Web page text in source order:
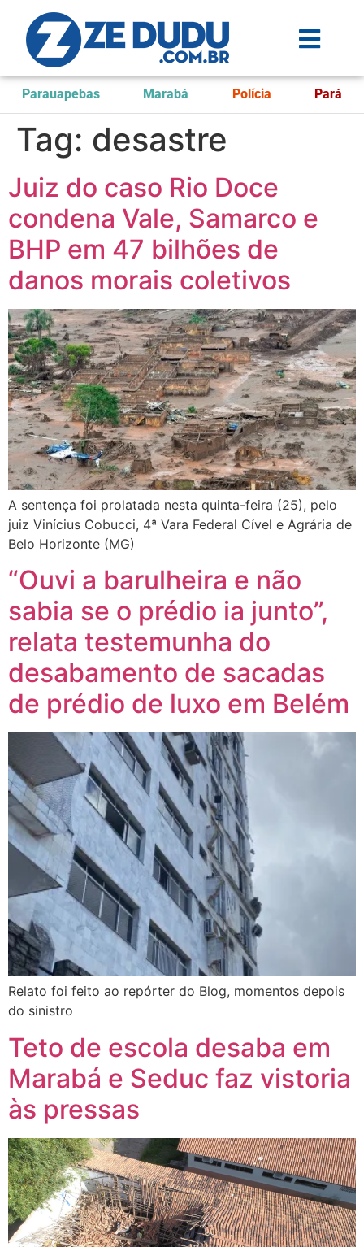
Parauapebas Marabá Polícia Pará
Tag: desastre
Juiz do caso Rio Doce
condena Vale, Samarco e
BHP em 47 bilhões de
danos morais coletivos
A sentença foi prolatada nesta quinta-feira (25), pelo
juiz Vinícius Cobucci, 4ª Vara Federal Cível e Agrária de
Belo Horizonte (MG)
“Ouvi a barulheira e não
sabia se o prédio ia junto”,
relata testemunha do
desabamento de sacadas
de prédio de luxo em Belém
Relato foi feito ao repórter do Blog, momentos depois
do sinistro
Teto de escola desaba em
Marabá e Seduc faz vistoria
às pressas